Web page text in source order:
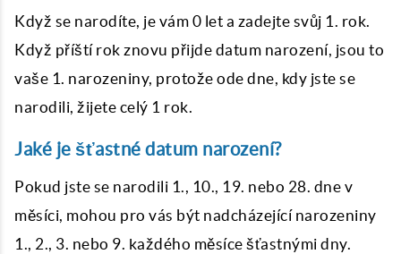
Když se narodíte, je vám 0 let a zadejte svůj 1. rok.
Když příští rok znovu přijde datum narození, jsou to
vaše 1. narozeniny, protože ode dne, kdy jste se
narodili, žijete celý 1 rok.
Jaké je šťastné datum narození?
Pokud jste se narodili 1., 10., 19. nebo 28. dne v
měsíci, mohou pro vás být nadcházející narozeniny
1., 2., 3. nebo 9. každého měsíce šťastnými dny.